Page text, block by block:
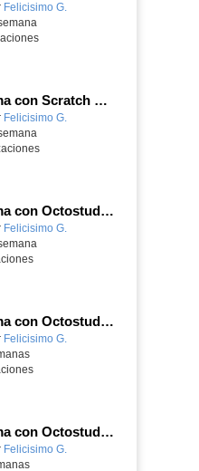
Felicisimo G.
Programa con Scratch Jr una barrera que se desplaza para dar sensación de movimiento
Felicisimo G.
Programa con Octostudio, una animación utilizando la cámara para una foto y audio y texto para comunicar.
Felicisimo G.
Programa con Octostudio, un juego de Educación Víal cruzando un paso de cebra.
Felicisimo G.
Programa con Octostudio de un modo sencillo, offline y gratuito
Felicisimo G.